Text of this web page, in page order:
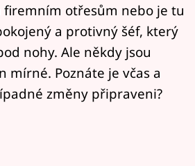
firemním otřesům nebo je tu
a protivný šéf, který
nohy. Ale někdy jsou
mírné. Poznáte je včas a
změny připraveni?